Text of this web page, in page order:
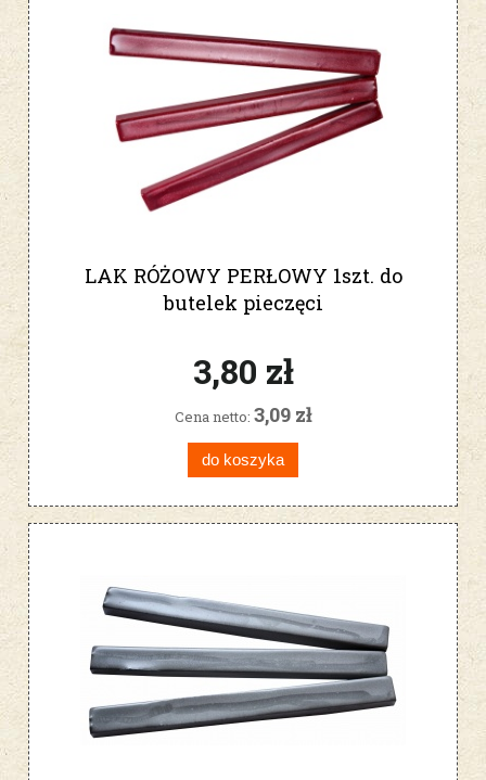
LAK RÓŻOWY PERŁOWY 1szt. do
butelek pieczęci
3,80 zł
Cena netto: 3,09 zł
do koszyka